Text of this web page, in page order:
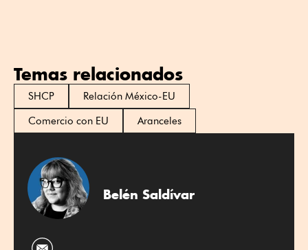
Temas relacionados
SHCP
Relación México-EU
Comercio con EU
Aranceles
Belén Saldívar